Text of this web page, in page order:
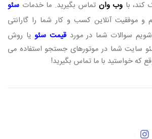
با وب وان تماس بگیرید. ما خدمات سئو
و موفقیت آنلاین کسب و کار شما را گارانتی
سوالات شما در موردقیمت سئویا روش
سایت شما در موتورهای جستجو استفاده می
که خواستید با ما تماس بگیرید!